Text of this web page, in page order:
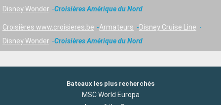
Disney Wonder
Croisières Amérique du Nord
Croisières www.croisieres.be Armateurs
Disney Cruise Line
Disney Wonder
Croisières Amérique du Nord
Bateaux les plus recherchés
MSC World Europa